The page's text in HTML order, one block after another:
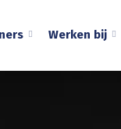
Werken bij